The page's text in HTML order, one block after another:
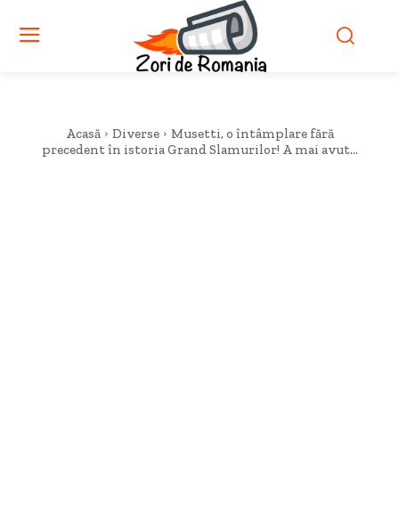
Acasă Diverse
Musetti, o întâmplare fără
precedent în istoria Grand Slamurilor! A mai avut...